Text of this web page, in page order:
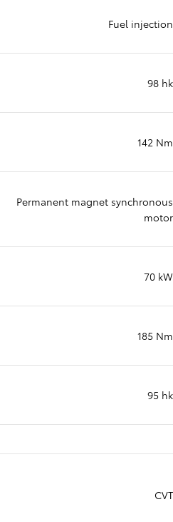
Fuel injection
98 hk
142 Nm
Permanent magnet synchronous
motor
70 kW
185 Nm
95 hk
CVT